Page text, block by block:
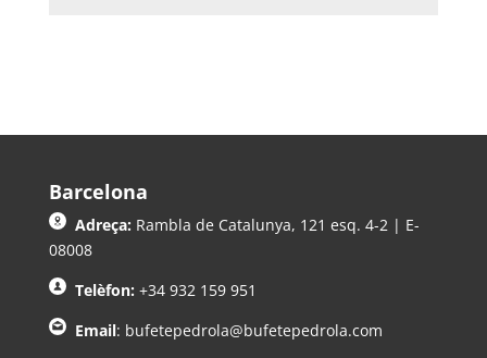
Barcelona
Adreça: Rambla de Catalunya, 121 esq. 4-2 | E-
08008
Telèfon: +34 932 159 951
Email: bufetepedrola@bufetepedrola.com